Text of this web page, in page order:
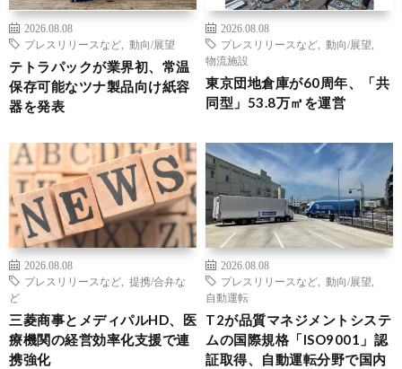
2026.08.08
プレスリリースなど
動向/展望
テトラパックが業界初、常温
保存可能なツナ製品向け紙容
器を発表
2026.08.08
プレスリリースなど
動向/展望
物流施設
東京団地倉庫が60周年、「共
同型」53.8万㎡を運営
2026.08.08
プレスリリースなど
提携/合弁な
ど
三菱商事とメディパルHD、医
療機関の経営効率化支援で連
携強化
2026.08.08
プレスリリースなど
動向/展望
自動運転
T2が品質マネジメントシステ
ムの国際規格「ISO9001」認
証取得、自動運転分野で国内